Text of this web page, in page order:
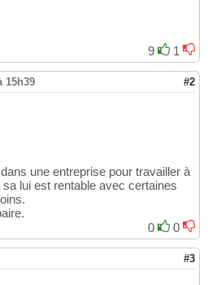
9
1
15h39 #2
une entreprise pour travailler à
lui est rentable avec certaines
0
0
#3